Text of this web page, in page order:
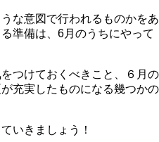
な意図で行われるものかをあ
準備は、6月のうちにやって
つけておくべきこと、６月の
充実したものになる幾つかの
いきましょう！